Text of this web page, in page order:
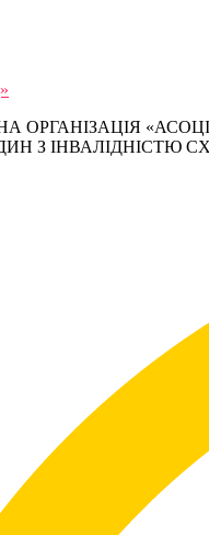
ОРГАНІЗАЦІЯ
З ІНВАЛІДНІСТЮ